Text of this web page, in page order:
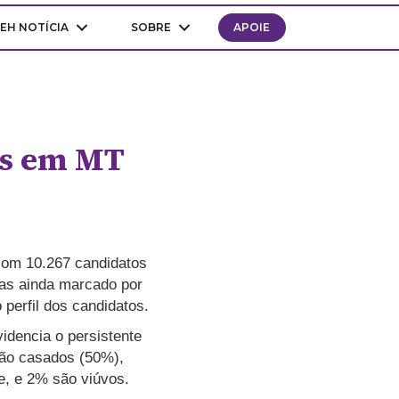
EH NOTÍCIA SOBRE APOIE
em MT
10.267 candidatos
ainda marcado por
perfil dos candidatos.
o persistente
casados (50%),
e 2% são viúvos.